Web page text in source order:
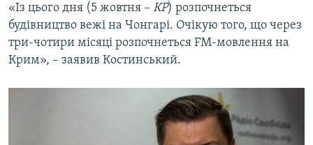
Усі сайти RFE/RL
«Із цього дня (5 жовтня – КР) розпочнеться
будівництво вежі на Чонгарі. Очікую того, що через
три-чотири місяці розпочнеться FM-мовлення на
Крим», – заявив Костинський.